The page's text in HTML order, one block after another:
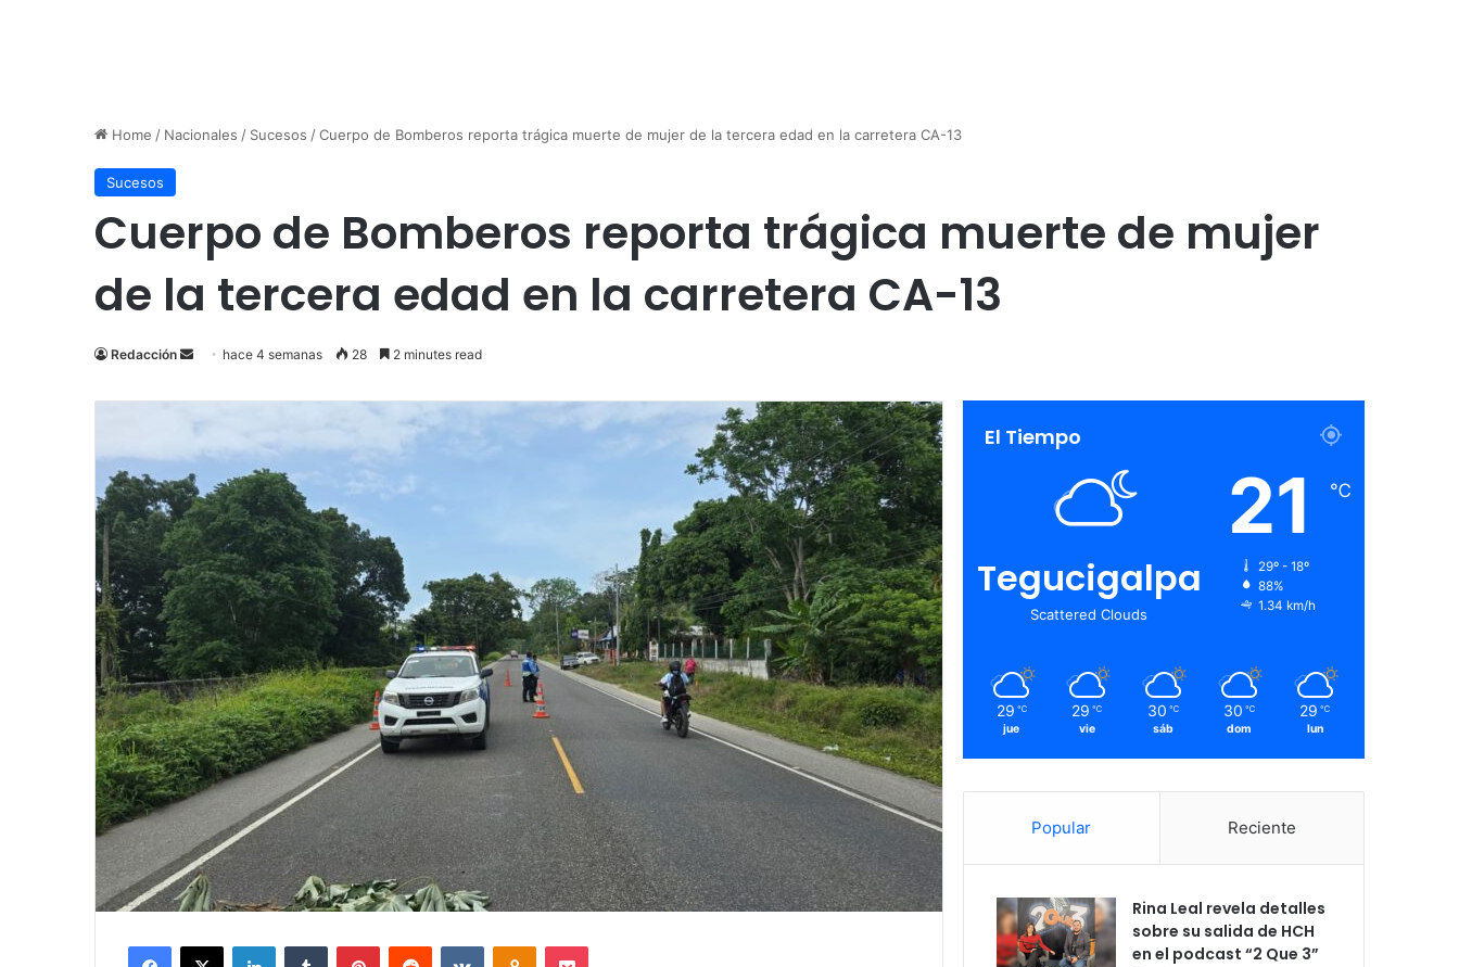
Home / Nacionales / Sucesos /Cuerpo de Bomberos reporta trágica muerte de mujer de la tercera edad en la carretera CA-13
Sucesos
Cuerpo de Bomberos reporta trágica muerte de mujer
de la tercera edad en la carretera CA-13
Redacción
Send
email
hace 4 semanas 28 2 minutes read
Facebook
X LinkedInTumblr PinterestReddit VKontakteOdnoklassniki
Pocket
El Tiempo
Tegucigalpa
Scattered Clouds
21 ℃
29º - 18º
88%
1.34 km/h
29 ℃
jue
29 ℃
vie
30 ℃
sáb
30 ℃
dom
29 ℃
lun
Popular Reciente
Rina Leal revela detalles
sobre su salida de HCH
en el podcast “2 Que 3”